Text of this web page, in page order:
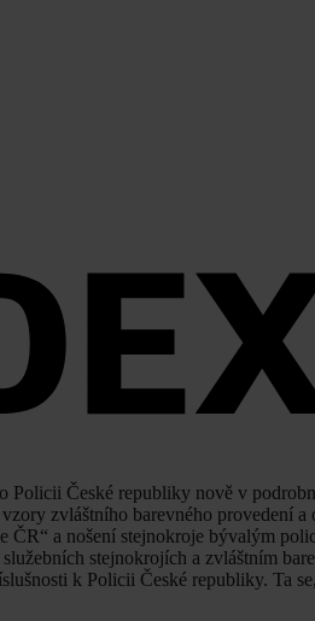
Policii České republiky nově v
zvláštního barevného provedení a
ČR“ a nošení stejnokroje bývalým
stejnokrojích a zvláštním
k Policii České republiky. Ta